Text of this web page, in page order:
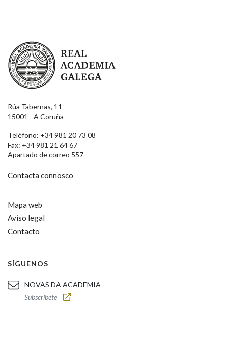
Real Academia Galega
Rúa Tabernas, 11
15001 - A Coruña
Teléfono: +34 981 20 73 08
Fax: +34 981 21 64 67
Apartado de correo 557
Contacta connosco
Mapa web
Aviso legal
Contacto
SÍGUENOS
NOVAS DA ACADEMIA
Subscríbete